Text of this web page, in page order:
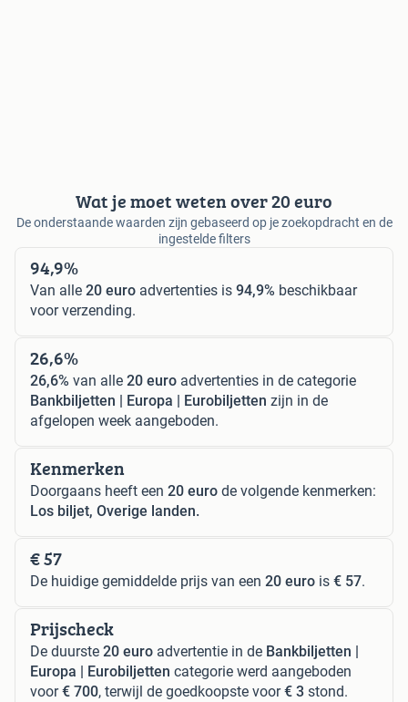
Wat je moet weten over 20 euro
De onderstaande waarden zijn gebaseerd op je zoekopdracht en de
ingestelde filters
94,9%
Van alle 20 euro advertenties is 94,9% beschikbaar
voor verzending.
26,6%
26,6% van alle 20 euro advertenties in de categorie
Bankbiljetten | Europa | Eurobiljetten zijn in de
afgelopen week aangeboden.
Kenmerken
Doorgaans heeft een 20 euro de volgende kenmerken:
Los biljet, Overige landen.
€ 57
De huidige gemiddelde prijs van een 20 euro is € 57.
Prijscheck
De duurste 20 euro advertentie in de Bankbiljetten |
Europa | Eurobiljetten categorie werd aangeboden
voor€ 700, terwijl de goedkoopste voor€ 3 stond.